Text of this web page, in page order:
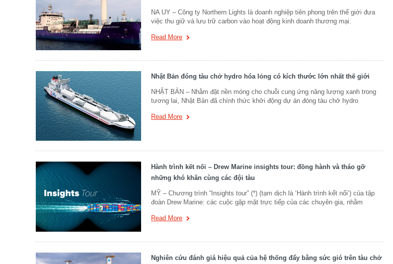
NA UY – Công ty Northern Lights là doanh nghiệp tiên phong trên thế giới đưa
việc thu giữ và lưu trữ carbon vào hoạt động kinh doanh thương mại.
Read More
Nhật Bản đóng tàu chở hydro hóa lỏng có kích thước lớn nhất thế giới
NHẬT BẢN – Nhằm đặt nền móng cho chuỗi cung ứng năng lượng xanh trong
tương lai, Nhật Bản đã chính thức khởi động dự án đóng tàu chở hydro
Read More
Hành trình kết nối – Drew Marine insights tour: đồng hành và tháo gỡ
những khó khăn cùng các đội tàu
MỸ – Chương trình “Insights tour” (*) (tạm dịch là ‘Hành trình kết nối’) của tập
đoàn Drew Marine: các cuộc gặp mặt trực tiếp của các chuyên gia, nhằm
Read More
Nghiên cứu đánh giá hiệu quả của hệ thống đẩy bằng sức gió trên tàu chở